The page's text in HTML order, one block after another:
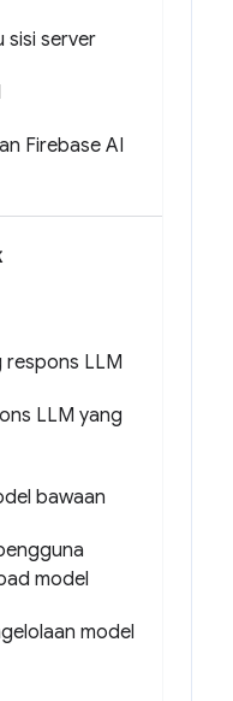
sisi server
Firebase AI
respons LLM
LLM yang
bawaan
model
model